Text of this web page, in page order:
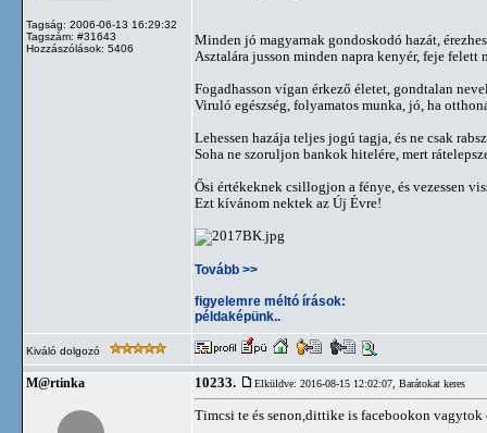
Tagság: 2006-06-13 16:29:32
Tagszám: #31643
Hozzászólások: 5406
Minden jó magyarnak gondoskodó hazát,
Asztalára jusson minden napra kenyér, feje felett
Fogadhasson vígan érkező életet, gondtalan
Viruló egészség, folyamatos munka, jó, ha
Lehessen hazája teljes jogú tagja, és ne csak
Soha ne szoruljon bankok hitelére, mert
Ősi értékeknek csillogjon a fénye, és vezessen
Ezt kívánom nektek az Új Évre!
Tovább >>
figyelemre méltó írások:
példaképünk..
Kiváló dolgozó
M@rtinka 10233. Elküldve: 2016-08-15 12:02:07, Barátokat keres
Timcsi te és senon,dittike is facebookon